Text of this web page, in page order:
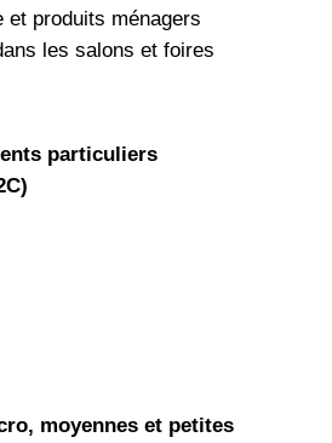
et produits ménagers
les salons et foires
particuliers
moyennes et petites